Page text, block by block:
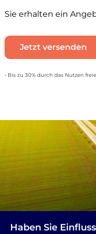
Sie erhalten ein
Jetzt versenden
• Bis zu 30% durch das Nutzen
Haben Sie